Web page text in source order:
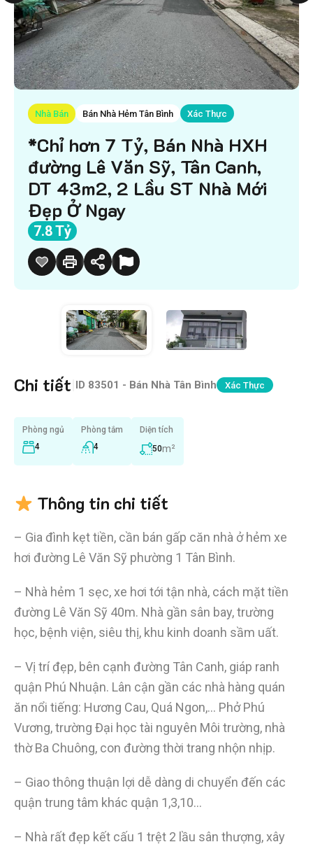
Nhà Bán Bán Nhà Hẻm Tân Bình Xác Thực
*Chỉ hơn 7 Tỷ, Bán Nhà HXH
đường Lê Văn Sỹ, Tân Canh,
DT 43m2, 2 Lầu ST Nhà Mới
Đẹp Ở Ngay
7.8 Tỷ
Chi tiết ID 83501 - Bán Nhà Tân Bình Xác Thực
Phòng ngủ
4
Phòng tắm
4
Diện tích
50m²
Thông tin chi tiết
– Gia đình kẹt tiền, cần bán gấp căn nhà ở hẻm xe
hơi đường Lê Văn Sỹ phường 1 Tân Bình.
– Nhà hẻm 1 sẹc, xe hơi tới tận nhà, cách mặt tiền
đường Lê Văn Sỹ 40m. Nhà gần sân bay, trường
học, bệnh viện, siêu thị, khu kinh doanh sầm uất.
– Vị trí đẹp, bên cạnh đường Tân Canh, giáp ranh
quận Phú Nhuận. Lân cận gần các nhà hàng quán
ăn nổi tiếng: Hương Cau, Quá Ngon,… Phở Phú
Vương, trường Đại học tài nguyên Môi trường, nhà
thờ Ba Chuông, con đường thời trang nhộn nhịp.
– Giao thông thuận lợi dễ dàng di chuyển đến các
quận trung tâm khác quận 1,3,10…
– Nhà rất đẹp kết cấu 1 trệt 2 lầu sân thượng, xây